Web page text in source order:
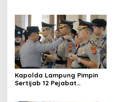
Kapolda Lampung Pimpin
Sertijab 12 Pejabat